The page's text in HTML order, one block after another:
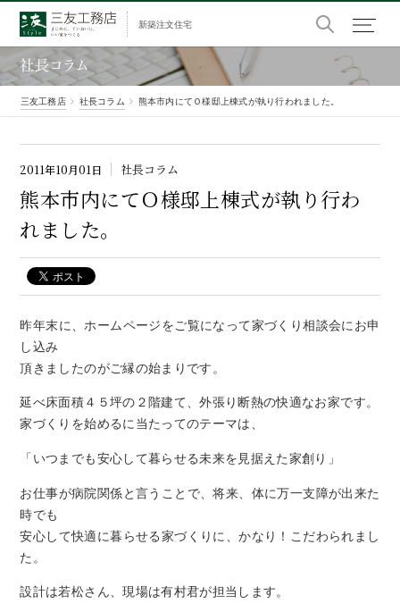
新築注文住宅
社長コラム
三友工務店 社長コラム 熊本市内にてＯ様邸上棟式が執り行われました。
2011年10月01日 社長コラム
熊本市内にてＯ様邸上棟式が執り行わ
れました。
昨年末に、ホームページをご覧になって家づくり相談会にお申
し込み
頂きましたのがご縁の始まりです。
延べ床面積４５坪の２階建て、外張り断熱の快適なお家です。
家づくりを始めるに当たってのテーマは、
「いつまでも安心して暮らせる未来を見据えた家創り」
お仕事が病院関係と言うことで、将来、体に万一支障が出来た
時でも
安心して快適に暮らせる家づくりに、かなり！こだわられまし
た。
設計は若松さん、現場は有村君が担当します。